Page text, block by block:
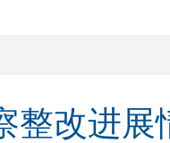
整改进展